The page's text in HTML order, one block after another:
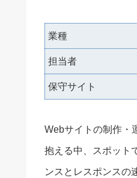
業種
担当者
保守サイト
Webサイトの制作・
抱える中、スポット
ンスとレスポンスの